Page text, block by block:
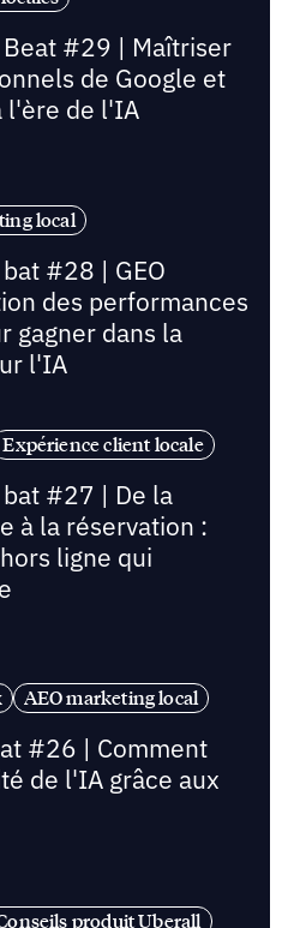
#29 | Maîtriser
de Google et
l'ère de l'IA
local
#28 | GEO
des performances
gagner dans la
l'IA
Expérience client locale
#27 | De la
à la réservation :
ligne qui
AEO marketing local
#26 | Comment
de l'IA grâce aux
produit Uberall